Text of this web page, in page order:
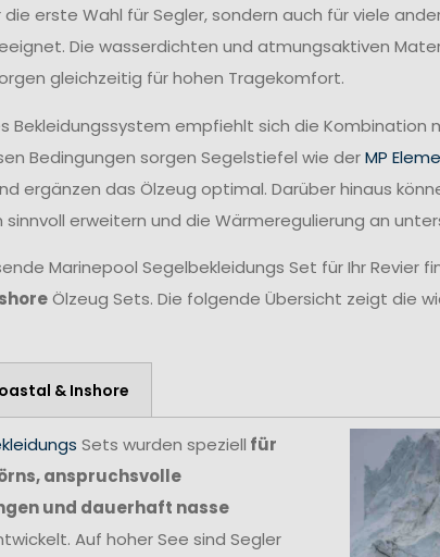
erste Wahl für Segler, sondern auch für viele
Die wasserdichten und atmungsaktiven
gleichzeitig für hohen Tragekomfort.
Bekleidungssystem empfiehlt sich die Kombination
Bedingungen sorgen Segelstiefel wie derMP
ergänzen das Ölzeug optimal. Darüber hinaus
sinnvoll erweitern und die Wärmeregulierung an
Marinepool Segelbekleidungs Set für Ihr Revier
Ölzeug Sets. Die folgende Übersicht zeigt die
& Inshore
Sets wurden speziell für
anspruchsvolle
und dauerhaft nasse
Auf hoher See sind Segler